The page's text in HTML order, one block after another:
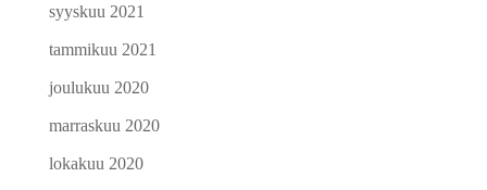
syyskuu 2021
tammikuu 2021
joulukuu 2020
marraskuu 2020
lokakuu 2020